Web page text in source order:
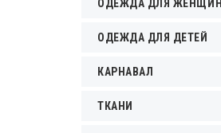
ОДЕЖДА ДЛЯ ЖЕНЩИН
ОДЕЖДА ДЛЯ ДЕТЕЙ
КАРНАВАЛ
ТКАНИ